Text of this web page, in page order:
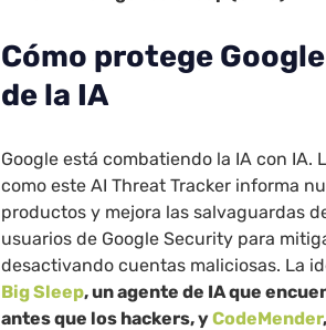
Cómo protege
de la IA
Google está combatiendo la IA con IA.
como este AI Threat Tracker informa
productos y mejora las salvaguardas
usuarios de Google Security para
desactivando cuentas maliciosas. La
Big Sleep, un agente de IA que
antes que los hackers, yCodeMender